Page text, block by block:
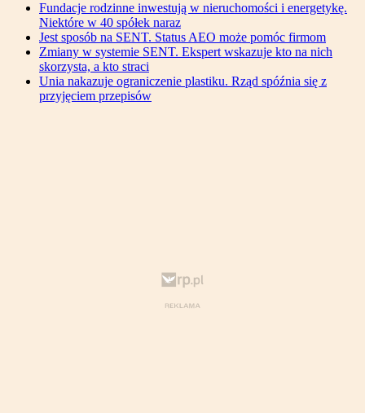
Fundacje rodzinne inwestują w nieruchomości i energetykę.
Niektóre w 40 spółek naraz
Jest sposób na SENT. Status AEO może pomóc firmom
Zmiany w systemie SENT. Ekspert wskazuje kto na nich
skorzysta, a kto straci
Unia nakazuje ograniczenie plastiku. Rząd spóźnia się z
przyjęciem przepisów